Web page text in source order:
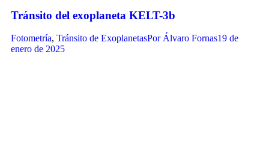
Tránsito del exoplaneta KELT-3b
Fotometría, Tránsito de ExoplanetasPor Álvaro Fornas19 de
enero de 2025